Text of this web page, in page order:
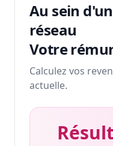
Au sein
réseau
Votre
Calculez vos
actuelle.